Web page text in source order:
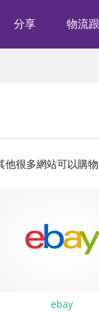
分享 物流
很多網站可以購
ebay